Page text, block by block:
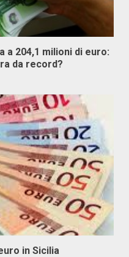
a 204,1 milioni di euro:
da record?
in Sicilia